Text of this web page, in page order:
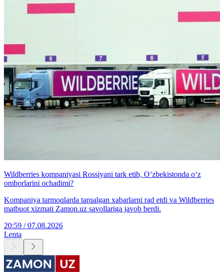
Wildberries kompaniyasi Rossiyani tark etib, O‘zbekistonda o‘z
omborlarini ochadimi?
Kompaniya tarmoqlarda tarqalgan xabarlarni rad etdi va Wildberries
matbuot xizmati Zamon.uz savollariga javob berdi.
20:59 / 07.08.2026
Lenta